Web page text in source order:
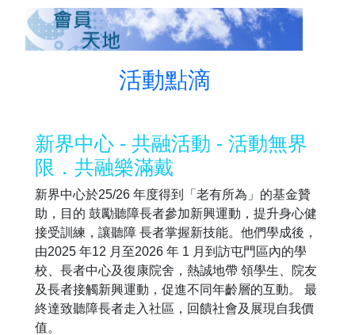
活動點滴
新界中心 - 共融活動 - 活動無界
限．共融樂滿戴
新界中心於25/26 年度得到「老有所為」的基金贊
助，目的 鼓勵聽障長者參加新興運動，提升身心健
接受訓練，讓聽障 長者掌握新技能。他們學成後，
由2025 年12 月至2026 年 1 月到訪屯門區內的學
校、長者中心及復康院舍，熱誠地帶 領學生、院友
及長者接觸新興運動，促進不同年齡層的互動。 最
終達致聽障長者走入社區，回饋社會及展現自我價
值。